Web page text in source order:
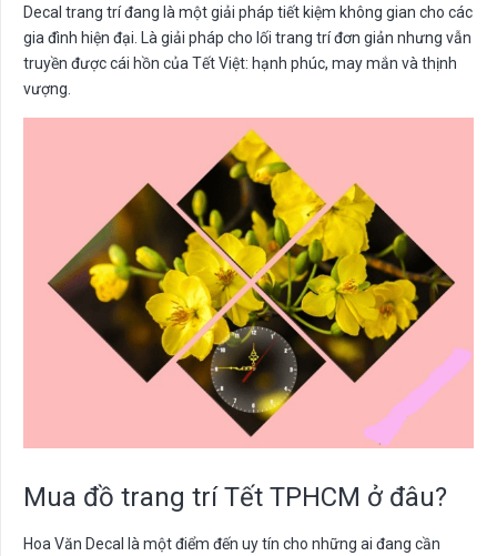
Decal trang trí đang là một giải pháp tiết kiệm không gian cho các
gia đình hiện đại. Là giải pháp cho lối trang trí đơn giản nhưng vẫn
truyền được cái hồn của Tết Việt: hạnh phúc, may mắn và thịnh
vượng.
Mua đồ trang trí Tết TPHCM ở đâu?
Hoa Văn Decal là một điểm đến uy tín cho những ai đang cần